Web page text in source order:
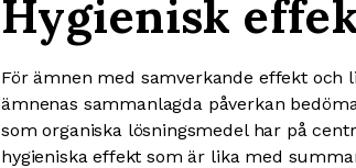
Hygienisk
För ämnen med samverkande effekt och
ämnenas sammanlagda påverkan
som organiska lösningsmedel har på
hygieniska effekt som är lika med